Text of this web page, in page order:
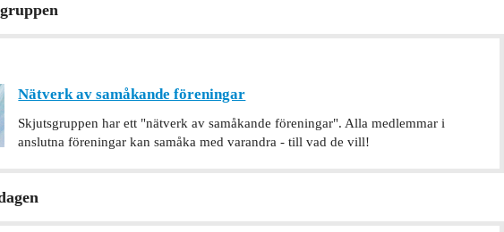
Nätverk av samåkande föreningar
Skjutsgruppen har ett "nätverk av samåkande föreningar". Alla medlemmar i
anslutna föreningar kan samåka med varandra - till vad de vill!